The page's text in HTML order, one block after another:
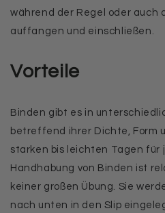
während der Regel oder auch
auffangen und einschließen.
Vorteile
Binden gibt es in
betreffend ihrer Dichte, Form
starken bis leichten Tagen für
Handhabung von Binden ist
keiner großen Übung. Sie
nach unten in den Slip